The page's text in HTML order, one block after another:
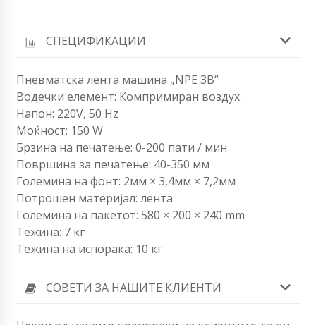
СПЕЦИФИКАЦИИ
Пневматска лента машина „NPE 3B“
Водечки елемент: Компримиран воздух
Напон: 220V, 50 Hz
Моќност: 150 W
Брзина на печатење: 0-200 пати / мин
Површина за печатење: 40-350 мм
Големина на фонт: 2мм × 3,4мм × 7,2мм
Потрошен материјал: лента
Големина на пакетот: 580 × 200 × 240 mm
Тежина: 7 кг
Тежина на испорака: 10 кг
СОВЕТИ ЗА НАШИТЕ КЛИЕНТИ